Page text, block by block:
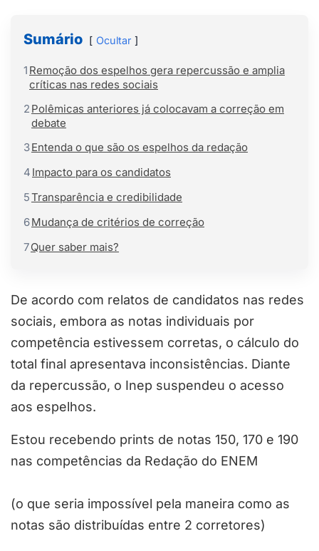
Sumário Ocultar
1 Remoção dos espelhos gera repercussão e amplia
críticas nas redes sociais
2 Polêmicas anteriores já colocavam a correção em
debate
3Entenda o que são os espelhos da redação
4 Impacto para os candidatos
5Transparência e credibilidade
6Mudança de critérios de correção
7Quer saber mais?
De acordo com relatos de candidatos nas redes
sociais, embora as notas individuais por
competência estivessem corretas, o cálculo do
total final apresentava inconsistências. Diante
da repercussão, o Inep suspendeu o acesso
aos espelhos.
Estou recebendo prints de notas 150, 170 e 190
nas competências da Redação do ENEM
(o que seria impossível pela maneira como as
notas são distribuídas entre 2 corretores)